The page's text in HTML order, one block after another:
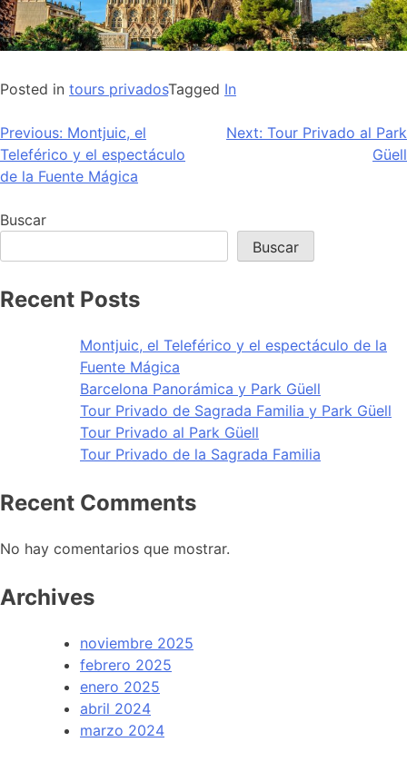
Posted in tours privadosTagged In
Navegación
de
Previous: Montjuic, el
Teleférico y el espectáculo
de la Fuente Mágica
Next: Tour Privado al Park
Güell
Buscar
Buscar
Recent Posts
Montjuic, el Teleférico y el espectáculo de la
Fuente Mágica
Barcelona Panorámica y Park Güell
Tour Privado de Sagrada Familia y Park Güell
Tour Privado al Park Güell
Tour Privado de la Sagrada Familia
Recent Comments
No hay comentarios que mostrar.
Archives
noviembre 2025
febrero 2025
enero 2025
abril 2024
marzo 2024